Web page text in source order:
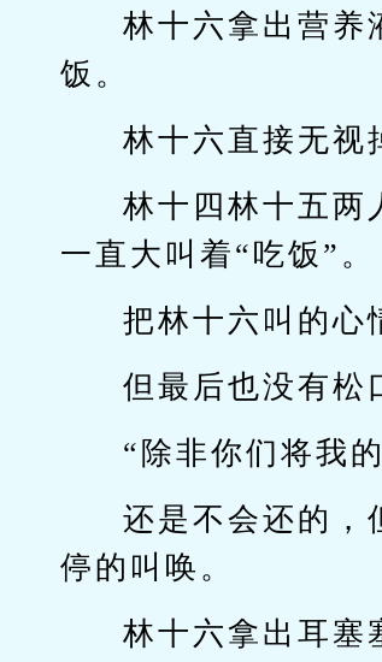
林十六拿出营养
饭。
林十六直接无视
林十四林十五两
一直大叫着“吃饭”。
把林十六叫的心
但最后也没有松
“除非你们将我
还是不会还的，
停的叫唤。
林十六拿出耳塞